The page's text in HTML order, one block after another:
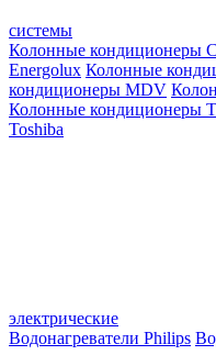
системы
Колонные кондиционеры
Energolux Колонные
кондиционеры MDV
Колонные кондиционеры
Toshiba
электрические
Водонагреватели Philips